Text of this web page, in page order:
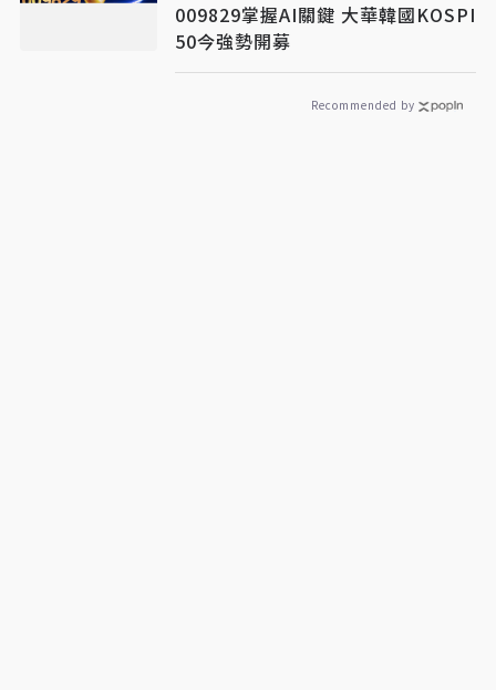
009829掌握AI關鍵 大華韓國KOSPI
50今強勢開募
Recommended by